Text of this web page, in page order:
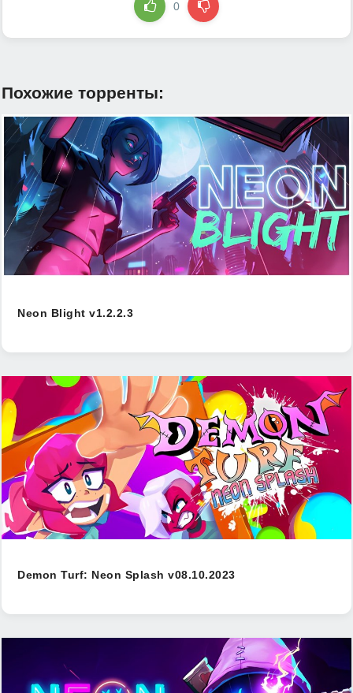
0
Похожие торренты:
Neon Blight v1.2.2.3
Demon Turf: Neon Splash v08.10.2023